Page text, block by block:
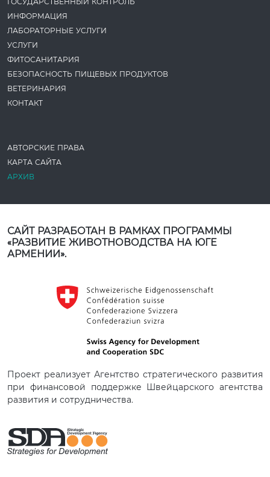
ИНФОРМАЦИЯ
ЛАБОРАТОРНЫЕ УСЛУГИ
УСЛУГИ
ФИТОСАНИТАРИЯ
БЕЗОПАСНОСТЬ ПИЩЕВЫХ ПРОДУКТОВ
ВЕТЕРИНАРИЯ
КОНТАКТ
АВТОРСКИЕ ПРАВА
КАРТА САЙТА
АРХИВ
САЙТ РАЗРАБОТАН В РАМКАХ ПРОГРАММЫ
«РАЗВИТИЕ ЖИВОТНОВОДСТВА НА ЮГЕ
АРМЕНИИ».
Проект реализует Агентство стратегического развития
при финансовой поддержке Швейцарского агентства
развития и сотрудничества.